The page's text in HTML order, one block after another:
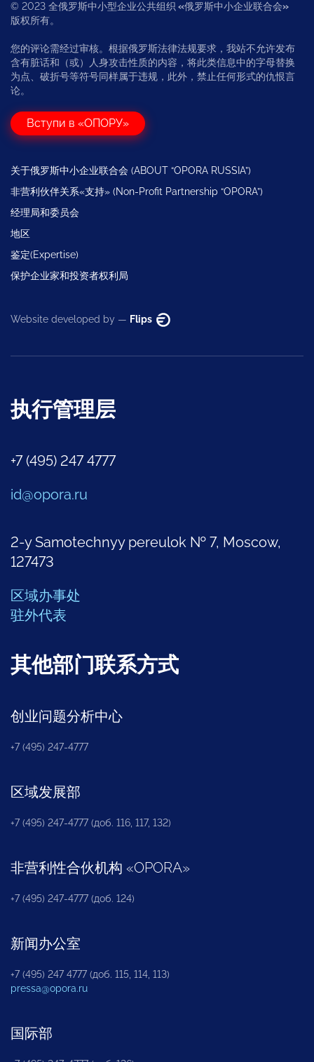
© 2023 全俄罗斯中小型企业公共组织 «俄罗斯中小企业联合会»
版权所有。
您的评论需经过审核。根据俄罗斯法律法规要求，我站不允许发布
含有脏话和（或）人身攻击性质的内容，将此类信息中的字母替换
为点、破折号等符号同样属于违规，此外，禁止任何形式的仇恨言
论。
Вступи в «ОПОРУ»
关于俄罗斯中小企业联合会 (ABOUT “OPORA RUSSIA”)
非营利伙伴关系«支持» (Non-Profit Partnership “OPORA”)
经理局和委员会
地区
鉴定(Expertise)
保护企业家和投资者权利局
Website developed by — Flips
执行管理层
+7 (495) 247 4777
id@opora.ru
2-y Samotechnyy pereulok № 7, Moscow,
127473
区域办事处
驻外代表
其他部门联系方式
创业问题分析中心
+7 (495) 247-4777
区域发展部
+7 (495) 247-4777 (доб. 116, 117, 132)
非营利性合伙机构 «OPORA»
+7 (495) 247-4777 (доб. 124)
新闻办公室
+7 (495) 247 4777 (доб. 115, 114, 113)
pressa@opora.ru
国际部